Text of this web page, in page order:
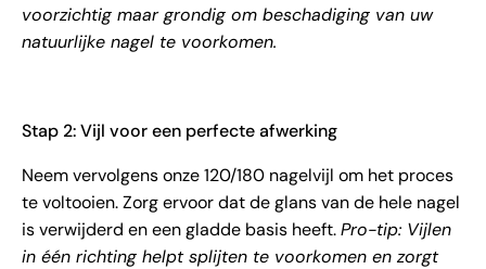
voorzichtig maar grondig om beschadiging van uw
natuurlijke nagel te voorkomen.
Stap 2: Vijl voor een perfecte afwerking
Neem vervolgens onze 120/180 nagelvijl om het proces
te voltooien. Zorg ervoor dat de glans van de hele nagel
is verwijderd en een gladde basis heeft.Pro-tip: Vijlen
in één richting helpt splijten te voorkomen en zorgt